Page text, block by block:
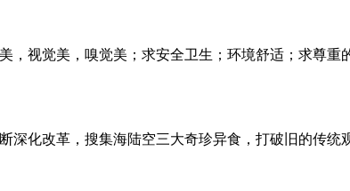
视觉美，嗅觉美；求安全卫生；环境舒适；求尊重
改革，搜集海陆空三大奇珍异食，打破旧的传统